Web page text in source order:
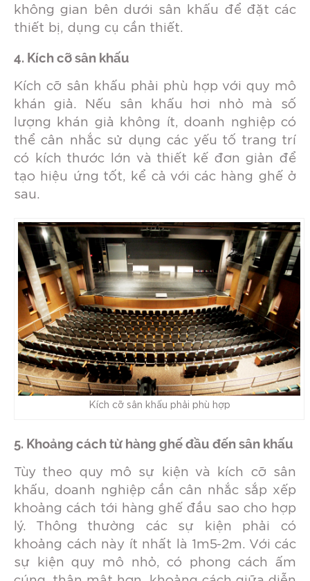
không gian bên dưới sân khấu để đặt các
thiết bị, dụng cụ cần thiết.
4. Kích cỡ sân khấu
Kích cỡ sân khấu phải phù hợp với quy mô
khán giả. Nếu sân khấu hơi nhỏ mà số
lượng khán giả không ít, doanh nghiệp có
thể cân nhắc sử dụng các yếu tố trang trí
có kích thước lớn và thiết kế đơn giản để
tạo hiệu ứng tốt, kể cả với các hàng ghế ở
sau.
Kích cỡ sân khấu phải phù hợp
5. Khoảng cách từ hàng ghế đầu đến sân khấu
Tùy theo quy mô sự kiện và kích cỡ sân
khấu, doanh nghiệp cần cân nhắc sắp xếp
khoảng cách tới hàng ghế đầu sao cho hợp
lý. Thông thường các sự kiện phải có
khoảng cách này ít nhất là 1m5-2m. Với các
sự kiện quy mô nhỏ, có phong cách ấm